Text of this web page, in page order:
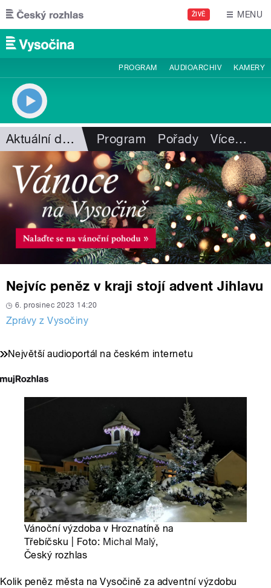
Přejít k hlavnímu obsahu
ŽIVĚ MENU
PROGRAM AUDIOARCHIV KAMERY
Aktuální dění Program Pořady Více…
Nejvíc peněz v kraji stojí advent Jihlavu
6. prosinec 2023 14:20
Zprávy z Vysočiny
Největší audioportál na českém internetu
Vánoční výzdoba v Hroznatíně na
Třebíčsku | Foto: Michal Malý,
Český rozhlas
Kolik peněz města na Vysočině za adventní výzdobu